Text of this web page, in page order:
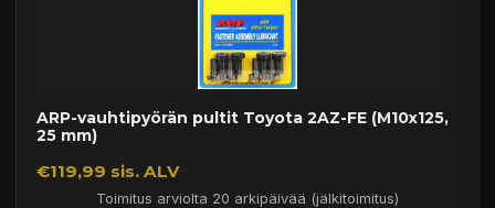
ARP-vauhtipyörän pultit Toyota 2AZ-FE (M10x125,
25 mm)
€119,99 sis. ALV
Toimitus arviolta 20 arkipäivää (jälkitoimitus)